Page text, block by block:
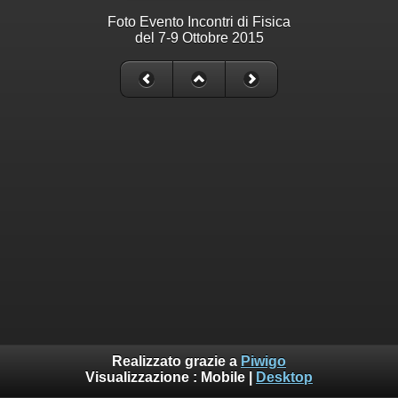
Foto Evento Incontri di Fisica
del 7-9 Ottobre 2015
Realizzato grazie a Piwigo
Visualizzazione : Mobile Desktop